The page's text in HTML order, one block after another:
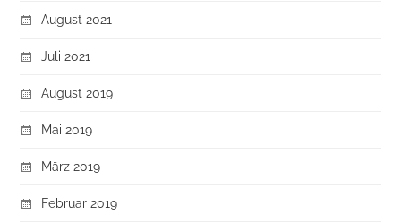
August 2021
Juli 2021
August 2019
Mai 2019
März 2019
Februar 2019